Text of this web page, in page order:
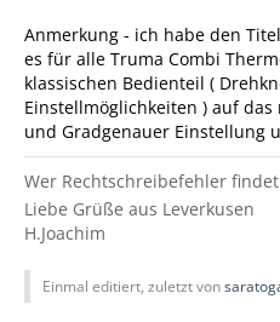
Anmerkung - ich habe den
es für alle Truma Combi
klassischen Bedienteil (
Einstellmöglichkeiten ) auf
und Gradgenauer Einstellung
Wer Rechtschreibefehler
Liebe Grüße aus Leverkusen
H.Joachim
Einmal editiert, zuletzt von